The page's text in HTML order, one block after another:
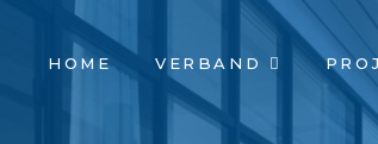
NAVIGATION
ÜBERSPRINGEN
HOME VERBAND